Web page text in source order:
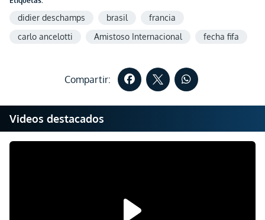
didier deschamps brasil
francia
carlo ancelotti
Amistoso Internacional fecha fifa
Compartir:
Videos destacados